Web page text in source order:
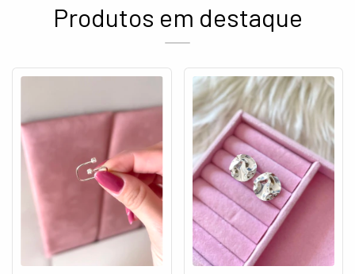
Produtos em destaque